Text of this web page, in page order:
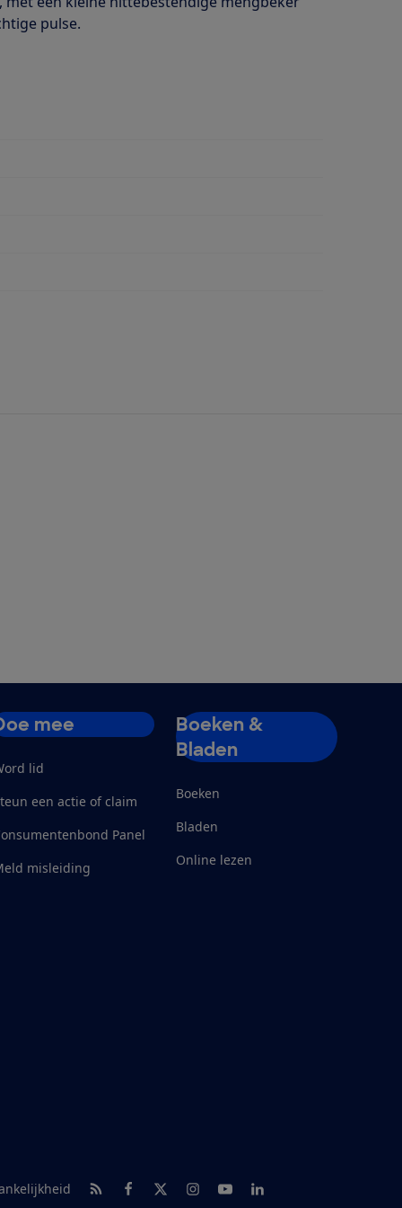
pulse.
mee
lid
een actie of claim
Panel
misleiding
Boeken &
Bladen
Boeken
Bladen
Online lezen
RSS-feed nieuws
Facebook
TwitterInstagram
YoutubeLinkedIn